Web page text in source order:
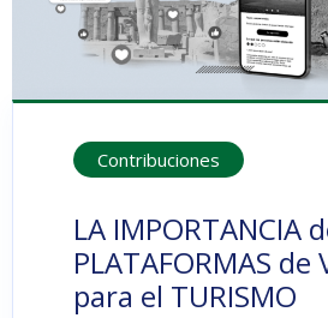
Contribuciones
LA IMPORTANCIA
PLATAFORMAS de
para el TURISMO